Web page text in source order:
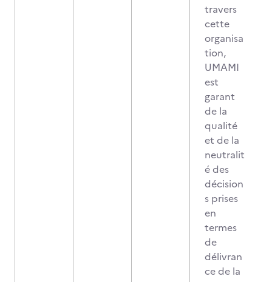
travers
cette
organisa
tion,
UMAMI
est
garant
de la
qualité
et de la
neutralit
é des
décision
s prises
en
termes
de
délivran
ce de la